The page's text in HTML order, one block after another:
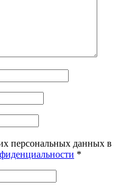
персональных данных в
*